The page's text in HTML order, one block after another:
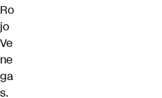
Ro
jo
Ve
ne
ga
s.